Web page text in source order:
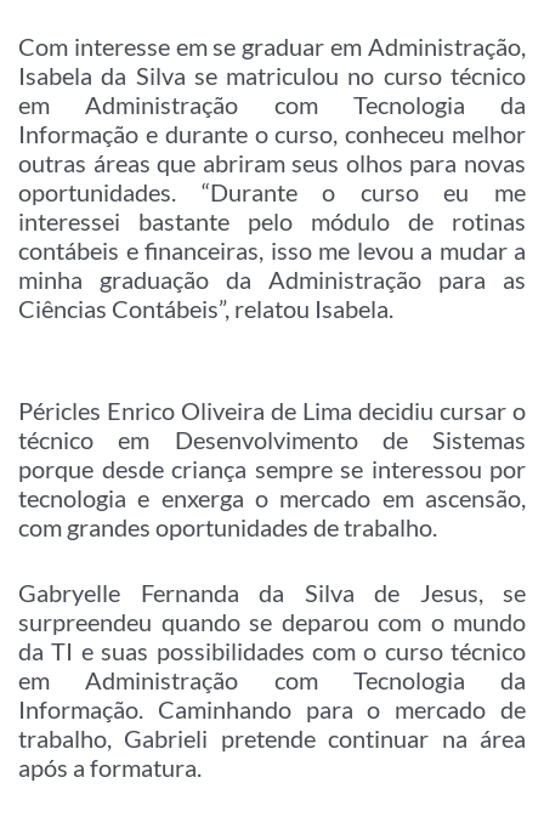
Com interesse em se graduar em Administração,
Isabela da Silva se matriculou no curso técnico
em Administração com Tecnologia da
Informação e durante o curso, conheceu melhor
outras áreas que abriram seus olhos para novas
oportunidades. “Durante o curso eu me
interessei bastante pelo módulo de rotinas
contábeis e financeiras, isso me levou a mudar a
minha graduação da Administração para as
Ciências Contábeis”, relatou Isabela.
Péricles Enrico Oliveira de Lima decidiu cursar o
técnico em Desenvolvimento de Sistemas
porque desde criança sempre se interessou por
tecnologia e enxerga o mercado em ascensão,
com grandes oportunidades de trabalho.
Gabryelle Fernanda da Silva de Jesus, se
surpreendeu quando se deparou com o mundo
da TI e suas possibilidades com o curso técnico
em Administração com Tecnologia da
Informação. Caminhando para o mercado de
trabalho, Gabrieli pretende continuar na área
após a formatura.